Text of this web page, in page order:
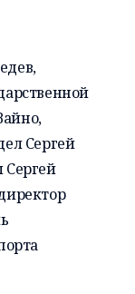
,
,
Сергей
Сергей